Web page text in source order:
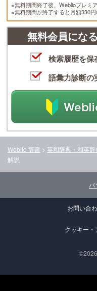
※無料期間終了後、Weblioプレミ
※無料期間が終了すると月額330円
無料会員にな
検索履歴を保
語彙力診断の
Weblio 辞書 > 英和辞典・和英辞
解説
パ
お問い合
クッキー